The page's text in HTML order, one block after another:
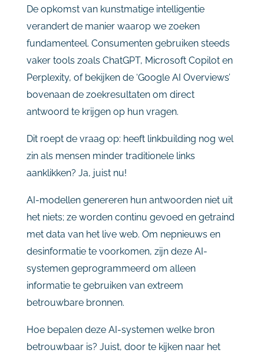
De opkomst van kunstmatige intelligentie
verandert de manier waarop we zoeken
fundamenteel. Consumenten gebruiken steeds
vaker tools zoals ChatGPT, Microsoft Copilot en
Perplexity, of bekijken de ‘Google AI Overviews’
bovenaan de zoekresultaten om direct
antwoord te krijgen op hun vragen.
Dit roept de vraag op: heeft linkbuilding nog wel
zin als mensen minder traditionele links
aanklikken? Ja, juist nu!
AI-modellen genereren hun antwoorden niet uit
het niets; ze worden continu gevoed en getraind
met data van het live web. Om nepnieuws en
desinformatie te voorkomen, zijn deze AI-
systemen geprogrammeerd om alleen
informatie te gebruiken van extreem
betrouwbare bronnen.
Hoe bepalen deze AI-systemen welke bron
betrouwbaar is? Juist, door te kijken naar het